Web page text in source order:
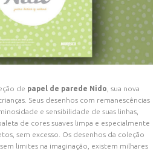
de papel de parede Nido , sua nova
Seus desenhos com remanescências
e sensibilidade de suas linhas,
de cores suaves limpa e especialmente
sem excesso. Os desenhos da coleção
limites na imaginação, existem milhares